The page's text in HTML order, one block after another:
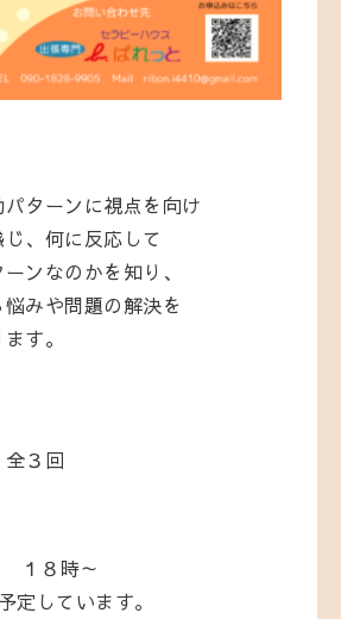
ターンに視点を向け
、何に反応して
ンなのかを知り、
みや問題の解決を
す。
３回
１８時～
定しています。